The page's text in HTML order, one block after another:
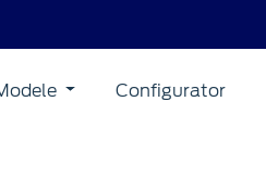
Configurator